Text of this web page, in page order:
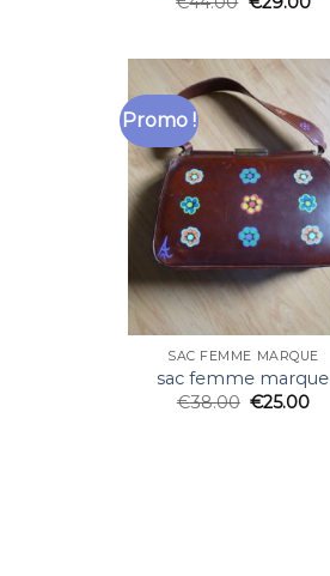
Promo !
SAC FEMME MARQUE
sac femme marque
€38.00 €25.00